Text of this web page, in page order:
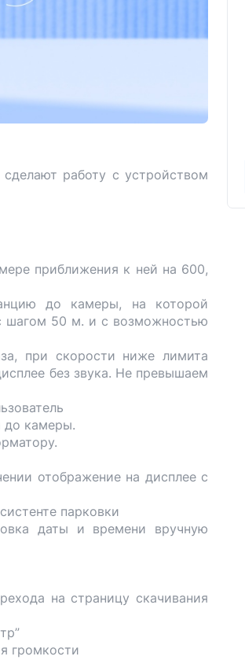
работу с устройством
приближения к ней на 600,
до камеры, на которой
шагом 50 м. и с возможностью
при скорости ниже лимита
без звука. Не превышаем
до камеры.
отображение на дисплее с
парковки
даты и времени вручную
на страницу скачивания
громкости